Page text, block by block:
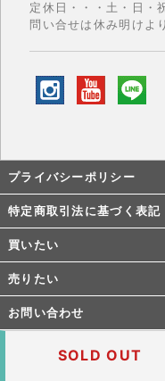
定休日・・・土・日・
問い合せは休み明けよ
プライバシーポリシー
特定商取引法に基づく表記
買いたい
売りたい
お問い合わせ
Copyright © 1999- 2026
SOLD OUT